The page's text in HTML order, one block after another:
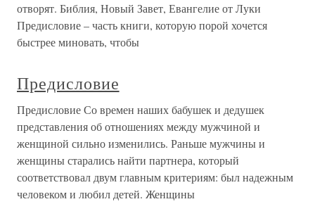
отворят. Библия, Новый Завет, Евангелие от Луки
Предисловие – часть книги, которую порой хочется
быстрее миновать, чтобы
Предисловие
Предисловие Со времен наших бабушек и дедушек
представления об отношениях между мужчиной и
женщиной сильно изменились. Раньше мужчины и
женщины старались найти партнера, который
соответствовал двум главным критериям: был надежным
человеком и любил детей. Женщины